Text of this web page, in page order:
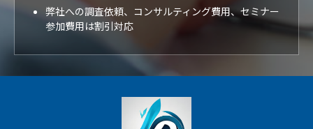
弊社への調査依頼、コンサルティング費用、セミナー
参加費用は割引対応